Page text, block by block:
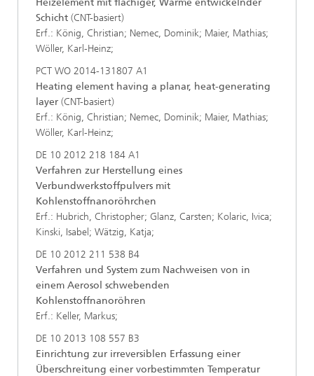
Heizelement mit flächiger, Wärme entwickelnder
Schicht (CNT-basiert)
Erf.: König, Christian; Nemec, Dominik; Maier, Mathias;
Wöller, Karl-Heinz;
PCT WO 2014-131807 A1
Heating element having a planar, heat-generating
layer (CNT-basiert)
Erf.: König, Christian; Nemec, Dominik; Maier, Mathias;
Wöller, Karl-Heinz;
DE 10 2012 218 184 A1
Verfahren zur Herstellung eines
Verbundwerkstoffpulvers mit
Kohlenstoffnanoröhrchen
Erf.: Hubrich, Christopher; Glanz, Carsten; Kolaric, Ivica;
Kinski, Isabel; Wätzig, Katja;
DE 10 2012 211 538 B4
Verfahren und System zum Nachweisen von in
einem Aerosol schwebenden
Kohlenstoffnanoröhren
Erf.: Keller, Markus;
DE 10 2013 108 557 B3
Einrichtung zur irreversiblen Erfassung einer
Überschreitung einer vorbestimmten Temperatur